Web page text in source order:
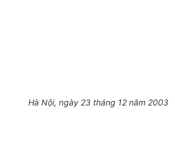
Hà Nội, ngày 23 tháng 12 năm 2003